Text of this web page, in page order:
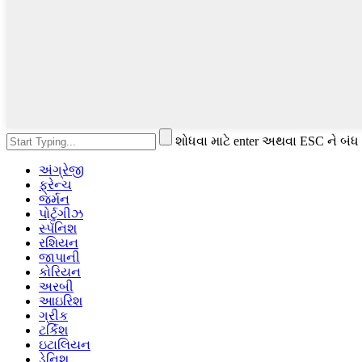
શોધવા માટે enter અથવા ESC ને બંધ
અંગ્રેજી
ફ્રેન્ચ
જર્મન
પોર્ટુગીઝ
સ્પૅનિશ
રશિયન
જાપાની
કોરિયન
અરબી
આઇરિશ
ગ્રીક
ટર્કિશ
ઇટાલિયન